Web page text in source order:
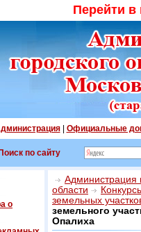
Перейти
| Официальные
Поиск по сайту
о
Администрация
области
земельных
земельного
Опалиха